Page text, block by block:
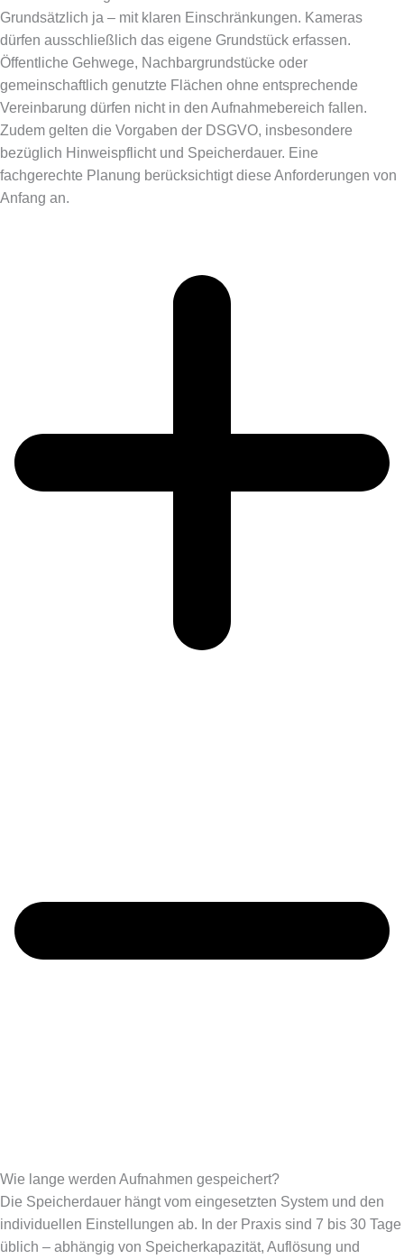
Grundsätzlich ja – mit klaren Einschränkungen. Kameras
dürfen ausschließlich das eigene Grundstück erfassen.
Öffentliche Gehwege, Nachbargrundstücke oder
gemeinschaftlich genutzte Flächen ohne entsprechende
Vereinbarung dürfen nicht in den Aufnahmebereich fallen.
Zudem gelten die Vorgaben der DSGVO, insbesondere
bezüglich Hinweispflicht und Speicherdauer. Eine
fachgerechte Planung berücksichtigt diese Anforderungen von
Anfang an.
Wie lange werden Aufnahmen gespeichert?
Die Speicherdauer hängt vom eingesetzten System und den
individuellen Einstellungen ab. In der Praxis sind 7 bis 30 Tage
üblich – abhängig von Speicherkapazität, Auflösung und